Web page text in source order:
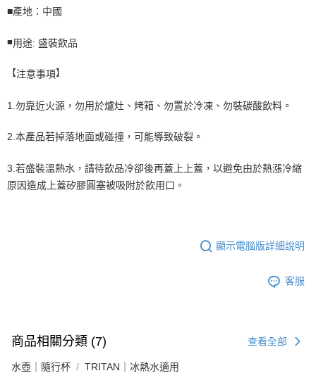
■產地：中國
■ 用途: 盛裝飲品
【注意事項】
1.勿靠近火源，勿用於爐灶、烤箱、勿置於冷凍、勿裝碳酸飲料。
2.本產品若掉落地面或碰撞，可能導致破裂。
3.若盛裝溫熱水，請待飲品冷卻後再蓋上上蓋，以避免由於熱漲冷縮
原因造成上蓋矽膠圓塞被吸附於飲用口。
顯示電腦版詳細說明
客服
商品相關分類 (7) 查看全部
水壺｜隨行杯 TRITAN｜冰熱水適用